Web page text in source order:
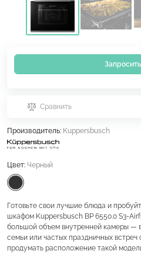
Сравнить
Производитель: Kuppersbusch
Цвет: Черный
Готовьте свои лучшие блюда и
шкафом Kuppersbusch BP 6550.0 S3-
большой объем внутренней камеры —
семьи или частых праздничных
продумать расположение такой